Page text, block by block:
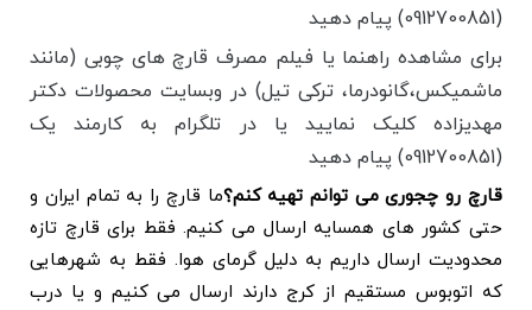
(0912700851) پیام دهید
برای مشاهده راهنما یا فیلم مصرف قارچ های چوبی (مانند
ماشمیکس،‌گانودرما، ترکی تیل) در وبسایت محصولات دکتر
مهدیزاده کلیک نمایید یا در تلگرام به کارمند یک
(0912700851) پیام دهید
قارچ رو چجوری می توانم تهیه کنم؟ما قارچ را به تمام ایران و
حتی کشور های همسایه ارسال می کنیم. فقط برای قارچ تازه
محدودیت ارسال داریم به دلیل گرمای هوا. فقط به شهرهایی
که اتوبوس مستقیم از کرج دارند ارسال می کنیم و یا درب